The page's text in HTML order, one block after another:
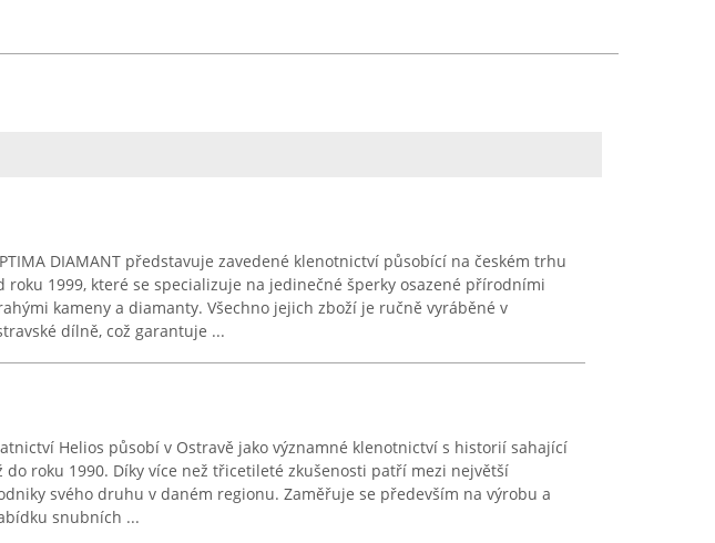
DIAMANT představuje zavedené klenotnictví působící na českém trhu
roku 1999, které se specializuje na jedinečné šperky osazené přírodními
kameny a diamanty. Všechno jejich zboží je ručně vyráběné v
dílně, což garantuje ...
Helios působí v Ostravě jako významné klenotnictví s historií sahající
do roku 1990. Díky více než třicetileté zkušenosti patří mezi největší
svého druhu v daném regionu. Zaměřuje se především na výrobu a
snubních ...